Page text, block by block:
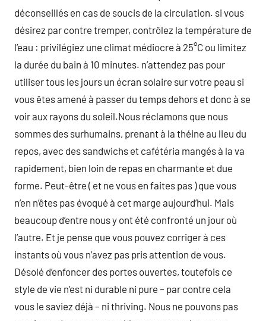
déconseillés en cas de soucis de la circulation. si vous
désirez par contre tremper, contrôlez la température de
l’eau : privilégiez une climat médiocre à 25°C ou limitez
la durée du bain à 10 minutes. n’attendez pas pour
utiliser tous les jours un écran solaire sur votre peau si
vous êtes amené à passer du temps dehors et donc à se
voir aux rayons du soleil.Nous réclamons que nous
sommes des surhumains, prenant à la théine au lieu du
repos, avec des sandwichs et cafétéria mangés à la va
rapidement, bien loin de repas en charmante et due
forme. Peut-être ( et ne vous en faites pas ) que vous
n’en n’êtes pas évoqué à cet marge aujourd’hui. Mais
beaucoup d’entre nous y ont été confronté un jour où
l’autre. Et je pense que vous pouvez corriger à ces
instants où vous n’avez pas pris attention de vous.
Désolé d’enfoncer des portes ouvertes, toutefois ce
style de vie n’est ni durable ni pure – par contre cela
vous le saviez déjà – ni thriving. Nous ne pouvons pas